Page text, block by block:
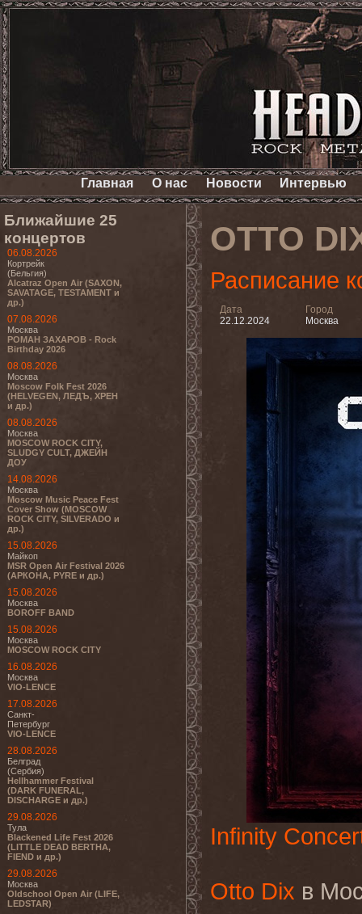
Главная О нас Новости Интервью
Ближайшие 25
концертов
06.08.2026
Кортрейк
(Бельгия)
Alcatraz Open Air (SAXON,
SAVATAGE, TESTAMENT и
др.)
07.08.2026
Москва
РОМАН ЗАХАРОВ - Rock
Birthday 2026
08.08.2026
Москва
Moscow Folk Fest 2026
(HELVEGEN, ЛЕДЪ, ХРЕН
и др.)
08.08.2026
Москва
MOSCOW ROCK CITY,
SLUDGY CULT, ДЖЕЙН
ДОУ
14.08.2026
Москва
Moscow Music Peace Fest
Cover Show (MOSCOW
ROCK CITY, SILVERADO и
др.)
15.08.2026
Майкоп
MSR Open Air Festival 2026
(АРКОНА, PYRE и др.)
15.08.2026
Москва
BOROFF BAND
15.08.2026
Москва
MOSCOW ROCK CITY
16.08.2026
Москва
VIO-LENCE
17.08.2026
Санкт-
Петербург
VIO-LENCE
28.08.2026
Белград
(Сербия)
Hellhammer Festival
(DARK FUNERAL,
DISCHARGE и др.)
29.08.2026
Тула
Blackened Life Fest 2026
(LITTLE DEAD BERTHA,
FIEND и др.)
29.08.2026
Москва
Oldschool Open Air (LIFE,
LEDSTAR)
OTTO
Расписание
Дата
22.12.2024
Город
Москва
Infinity
Otto Dix в